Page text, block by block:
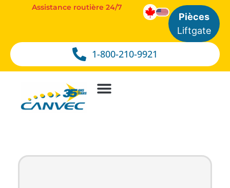
1-800-210-9921
Assistance routière 24/7
Pièces
Liftgate